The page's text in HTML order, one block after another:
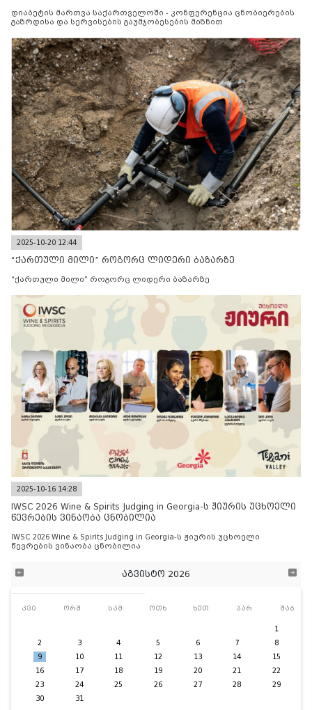
დიაბეტის მართვა საქართველოში - კონფერენცია ცნობიერების
გაზრდისა და სერვისების გაუმჯობესების მიზნით
2025-10-20 12:44
“ქართული მილი” როგორც ლიდერი ბაზარზე
“ქართული მილი” როგორც ლიდერი ბაზარზე
2025-10-16 14:28
IWSC 2026 Wine & Spirits Judging in Georgia-ს ჟიურის უცხოელი
წევრების ვინაობა ცნობილია
IWSC 2026 Wine & Spirits Judging in Georgia-ს ჟიურის უცხოელი
წევრების ვინაობა ცნობილია
აგვისტო 2026
კვი ორშ სამ ოთხ ხუთ პარ შაბ
1
2
3 4 5 6 7
8
9
10 11 12 13 14
15
16
17 18 19 20 21
22
23
24 25 26 27 28
29
30
31